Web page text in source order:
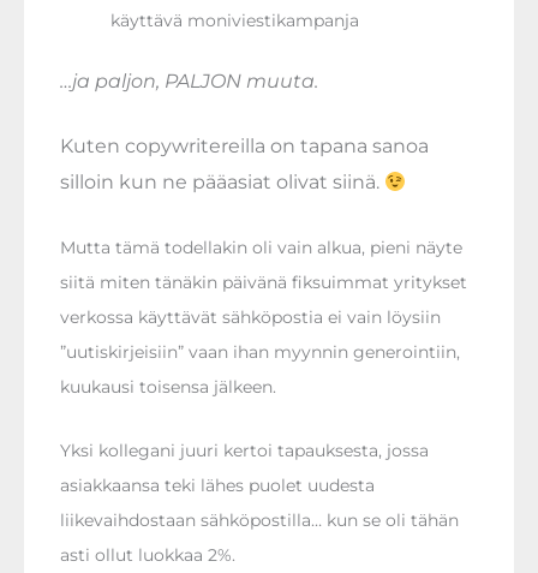
käyttävä moniviestikampanja
…ja paljon, PALJON muuta.
Kuten copywritereilla on tapana sanoa
silloin kun ne pääasiat olivat siinä.
Mutta tämä todellakin oli vain alkua, pieni näyte
siitä miten tänäkin päivänä fiksuimmat yritykset
verkossa käyttävät sähköpostia ei vain löysiin
”uutiskirjeisiin” vaan ihan myynnin generointiin,
kuukausi toisensa jälkeen.
Yksi kollegani juuri kertoi tapauksesta, jossa
asiakkaansa teki lähes puolet uudesta
liikevaihdostaan sähköpostilla… kun se oli tähän
asti ollut luokkaa 2%.